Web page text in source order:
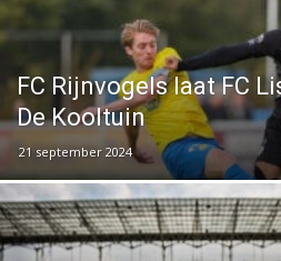
FC Rijnvogels laat FC
De Kooltuin
21 september 2024